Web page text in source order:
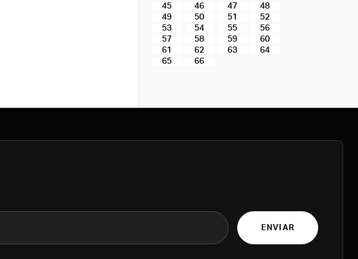
45
46 47
48
49
50 51
52
53
54 55
56
57
58 59
60
61
62 63
64
65
66
ENVIAR